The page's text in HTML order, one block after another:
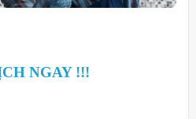
NGAY !!!